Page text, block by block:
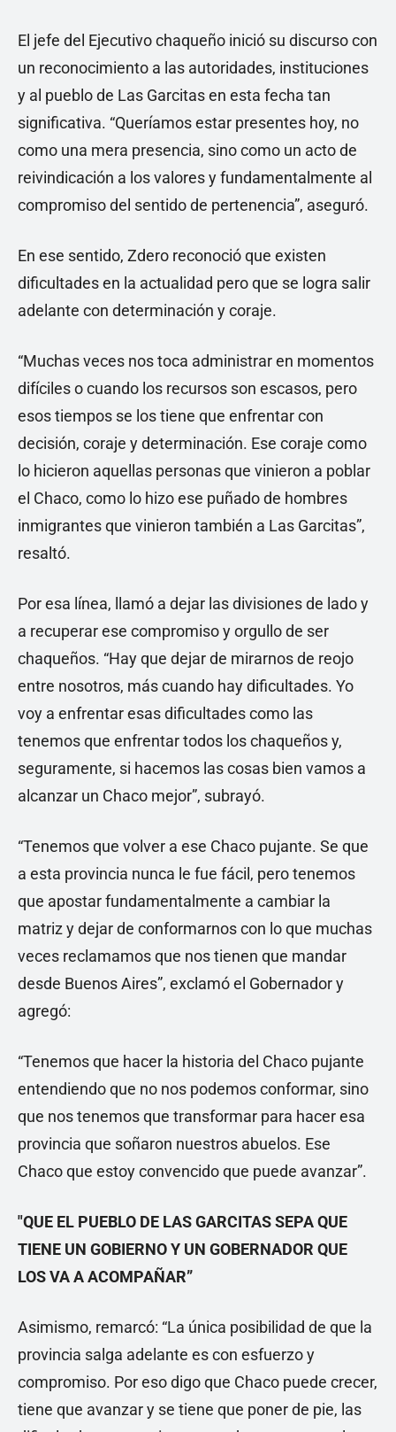
El jefe del Ejecutivo chaqueño inició su discurso con
un reconocimiento a las autoridades, instituciones
y al pueblo de Las Garcitas en esta fecha tan
significativa. “Queríamos estar presentes hoy, no
como una mera presencia, sino como un acto de
reivindicación a los valores y fundamentalmente al
compromiso del sentido de pertenencia”, aseguró.
En ese sentido, Zdero reconoció que existen
dificultades en la actualidad pero que se logra salir
adelante con determinación y coraje.
“Muchas veces nos toca administrar en momentos
difíciles o cuando los recursos son escasos, pero
esos tiempos se los tiene que enfrentar con
decisión, coraje y determinación. Ese coraje como
lo hicieron aquellas personas que vinieron a poblar
el Chaco, como lo hizo ese puñado de hombres
inmigrantes que vinieron también a Las Garcitas”,
resaltó.
Por esa línea, llamó a dejar las divisiones de lado y
a recuperar ese compromiso y orgullo de ser
chaqueños. “Hay que dejar de mirarnos de reojo
entre nosotros, más cuando hay dificultades. Yo
voy a enfrentar esas dificultades como las
tenemos que enfrentar todos los chaqueños y,
seguramente, si hacemos las cosas bien vamos a
alcanzar un Chaco mejor”, subrayó.
“Tenemos que volver a ese Chaco pujante. Se que
a esta provincia nunca le fue fácil, pero tenemos
que apostar fundamentalmente a cambiar la
matriz y dejar de conformarnos con lo que muchas
veces reclamamos que nos tienen que mandar
desde Buenos Aires”, exclamó el Gobernador y
agregó:
“Tenemos que hacer la historia del Chaco pujante
entendiendo que no nos podemos conformar, sino
que nos tenemos que transformar para hacer esa
provincia que soñaron nuestros abuelos. Ese
Chaco que estoy convencido que puede avanzar”.
"QUE EL PUEBLO DE LAS GARCITAS SEPA QUE
TIENE UN GOBIERNO Y UN GOBERNADOR QUE
LOS VA A ACOMPAÑAR”
Asimismo, remarcó: “La única posibilidad de que la
provincia salga adelante es con esfuerzo y
compromiso. Por eso digo que Chaco puede crecer,
tiene que avanzar y se tiene que poner de pie, las